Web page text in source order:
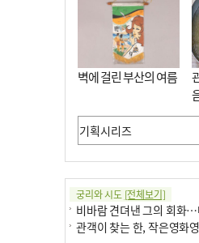
벽에 걸린 부산의 여름
궁리와 시도 [전체보기]
관객이 찾는 한, 작은영화